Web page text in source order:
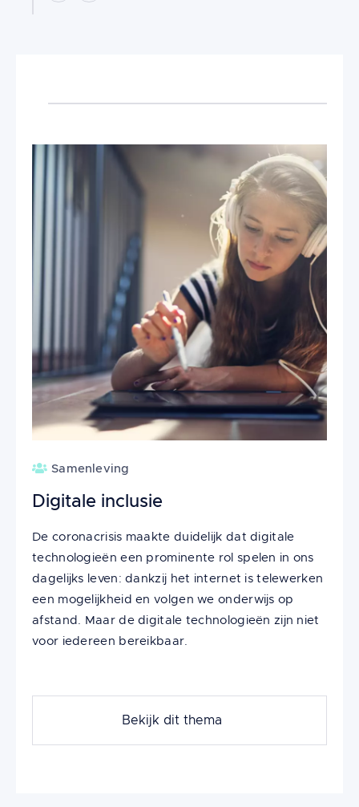
Samenleving
Digitale inclusie
De coronacrisis maakte duidelijk dat digitale
technologieën een prominente rol spelen in ons
dagelijks leven: dankzij het internet is telewerken
een mogelijkheid en volgen we onderwijs op
afstand. Maar de digitale technologieën zijn niet
voor iedereen bereikbaar.
Bekijk dit thema